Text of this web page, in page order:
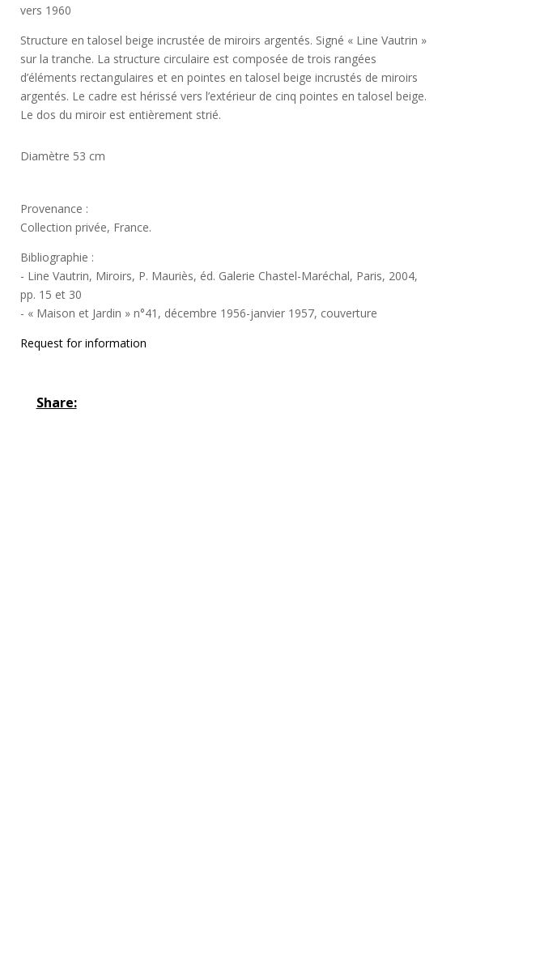
vers 1960
Structure en talosel beige incrustée de miroirs argentés. Signé « Line Vautrin »
sur la tranche. La structure circulaire est composée de trois rangées
d’éléments rectangulaires et en pointes en talosel beige incrustés de miroirs
argentés. Le cadre est hérissé vers l’extérieur de cinq pointes en talosel beige.
Le dos du miroir est entièrement strié.
Diamètre 53 cm
Provenance :
Collection privée, France.
Bibliographie :
- Line Vautrin, Miroirs, P. Mauriès, éd. Galerie Chastel-Maréchal, Paris, 2004,
pp. 15 et 30
- « Maison et Jardin » n°41, décembre 1956-janvier 1957, couverture
Request for information
Share: